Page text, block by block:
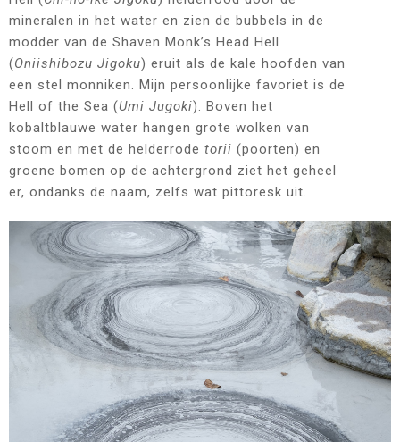
mineralen in het water en zien de bubbels in de
modder van de Shaven Monk’s Head Hell
(Oniishibozu Jigoku) eruit als de kale hoofden van
een stel monniken. Mijn persoonlijke favoriet is de
Hell of the Sea (Umi Jugoki). Boven het
kobaltblauwe water hangen grote wolken van
stoom en met de helderrode torii (poorten) en
groene bomen op de achtergrond ziet het geheel
er, ondanks de naam, zelfs wat pittoresk uit.